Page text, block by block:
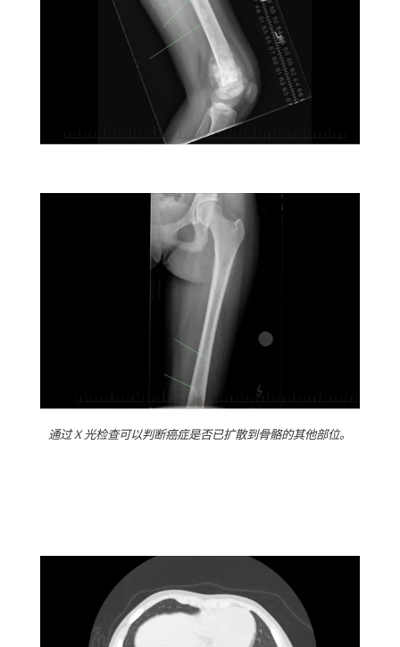
通过 X 光检查可以判断癌症是否已扩散到骨骼的其他部位。